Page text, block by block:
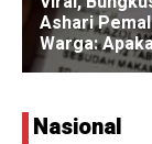
Nasional